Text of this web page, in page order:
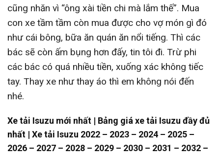
cũng nhăn vì “ông xài tiền chi mà lắm thế”. Mua
con xe tầm tầm còn mua được cho vợ món gì đó
như cái bông, bữa ăn quán ăn nổi tiếng. Thì các
bác sẽ còn ấm bụng hơn đấy, tin tôi đi. Trừ phi
các bác có quá nhiều tiền, xuống xác không tiếc
tay. Thay xe như thay áo thì em không nói đến
nhé.
Xe tải Isuzu mới nhất | Bảng giá xe tải Isuzu đầy đủ
nhất | Xe tải Isuzu 2022 – 2023 – 2024 – 2025 –
2026 – 2027 – 2028 – 2029 – 2030 – 2031 – 2032 –